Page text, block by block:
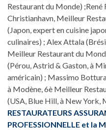
Restaurant du Monde)
Christianhavn, Meilleur
(Japon, expert en cuisine
culinaires) ; Alex Attala
Meilleur Restaurant du
(Pérou, Astrid & Gaston, à
américain) ; Massimo
à Modène, 6è Meilleur
(USA, Blue Hill, à New York,
RESTAURATEURS
PROFESSIONNELLE et la